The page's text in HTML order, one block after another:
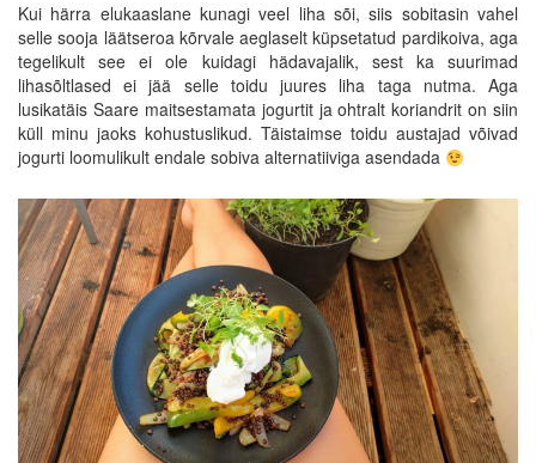
Kui härra elukaaslane kunagi veel liha sõi, siis sobitasin vahel
selle sooja läätseroa kõrvale aeglaselt küpsetatud pardikoiva, aga
tegelikult see ei ole kuidagi hädavajalik, sest ka suurimad
lihasõltlased ei jää selle toidu juures liha taga nutma. Aga
lusikatäis Saare maitsestamata jogurtit ja ohtralt koriandrit on siin
küll minu jaoks kohustuslikud. Täistaimse toidu austajad võivad
jogurti loomulikult endale sobiva alternatiiviga asendada